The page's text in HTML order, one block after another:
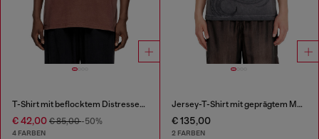
T-Shirt mit beflocktem Distressed-Logo
€ 42,00 € 85,00-50%
4 FARBEN
Jersey-T-Shirt mit geprägtem Motiv
€ 135,00
2 FARBEN